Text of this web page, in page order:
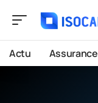
Actu Assurance